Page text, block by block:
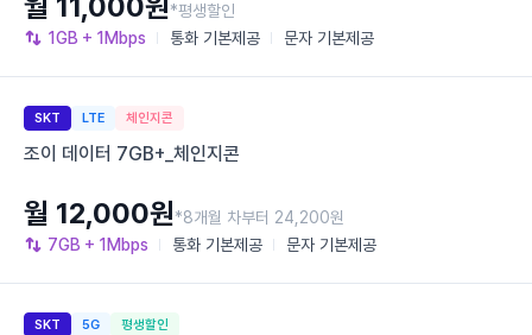
1GB + 1Mbps 통화 기본제공 문자 기본제공
*평생할인
SKT LTE 체인지콘
조이 데이터 7GB+_체인지콘
7GB + 1Mbps 통화 기본제공 문자 기본제공
월 12,000원*8개월 차부터 24,200원
SKT 5G 평생할인